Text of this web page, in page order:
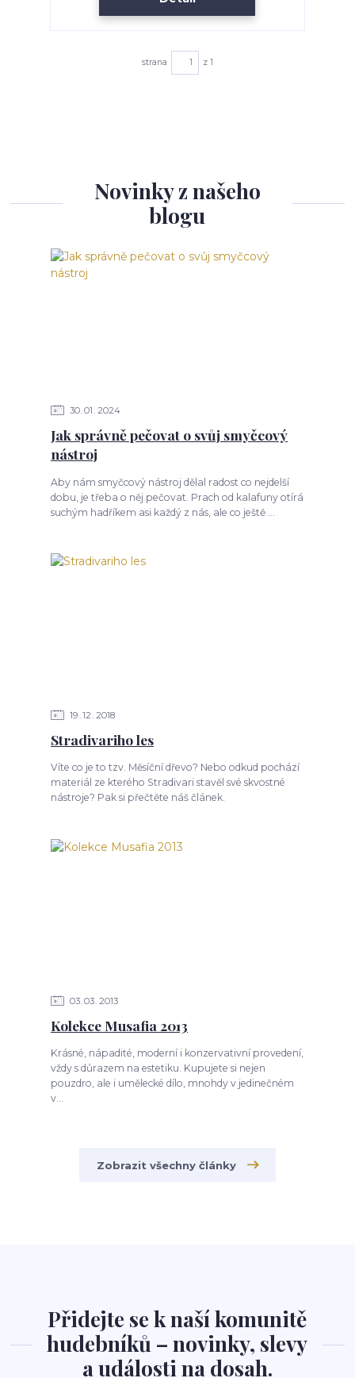
strana z 1
Novinky z našeho
blogu
30 01 2024
Jak správně pečovat o svůj smyčcový
nástroj
Aby nám smyčcový nástroj dělal radost co nejdelší
dobu, je třeba o něj pečovat. Prach od kalafuny otírá
suchým hadříkem asi každý z nás, ale co ještě ...
19 12 2018
Stradivariho les
Víte co je to tzv. Měsíční dřevo? Nebo odkud pochází
materiál ze kterého Stradivari stavěl své skvostné
nástroje? Pak si přečtěte náš článek.
03 03 2013
Kolekce Musafia 2013
Krásné, nápadité, moderní i konzervativní provedení,
vždy s důrazem na estetiku. Kupujete si nejen
pouzdro, ale i umělecké dílo, mnohdy v jedinečném
v...
Zobrazit všechny články
Přidejte se k naší komunitě
hudebníků – novinky, slevy
a události na dosah.